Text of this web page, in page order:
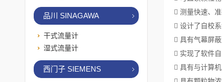
 测量快速、
 设计了自校
 具有气幕屏
 实现了软件
 具有与计算
品川 SINAGAWA
干式流量计
湿式流量计
西门子 SIEMENS